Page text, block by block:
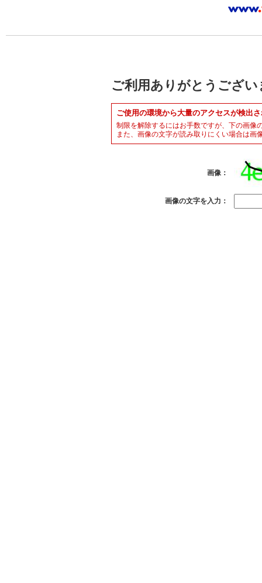
ご利用ありがとうござい
ご使用の環境から大量のアクセスが検出
制限を解除するにはお手数ですが、下の画像
また、画像の文字が読み取りにくい場合は画
画像：
画像の文字を入力：